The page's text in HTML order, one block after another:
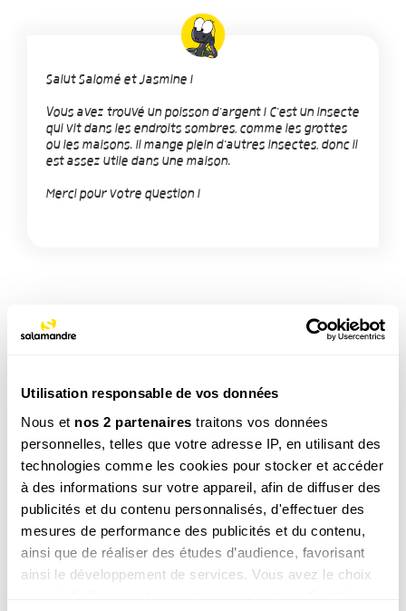
Utilisation responsable de vos données
Nous et nos 2 partenaires traitons vos données
personnelles, telles que votre adresse IP, en utilisant des
technologies comme les cookies pour stocker et accéder
à des informations sur votre appareil, afin de diffuser des
publicités et du contenu personnalisés, d'effectuer des
mesures de performance des publicités et du contenu,
ainsi que de réaliser des études d’audience, favorisant
ainsi le développement de services. Vous avez le choix
Salut Salomé et Jasmine !
Vous avez trouvé un poisson d'argent ! C'est un insecte
qui vit dans les endroits sombres, comme les grottes
ou les maisons. Il mange plein d'autres insectes, donc il
est assez utile dans une maison.
Merci pour votre question !
NOS 3 REVUES
REVUE SALAMANDRE
Plongez au coeur d'une nature insolite près de chez
vous